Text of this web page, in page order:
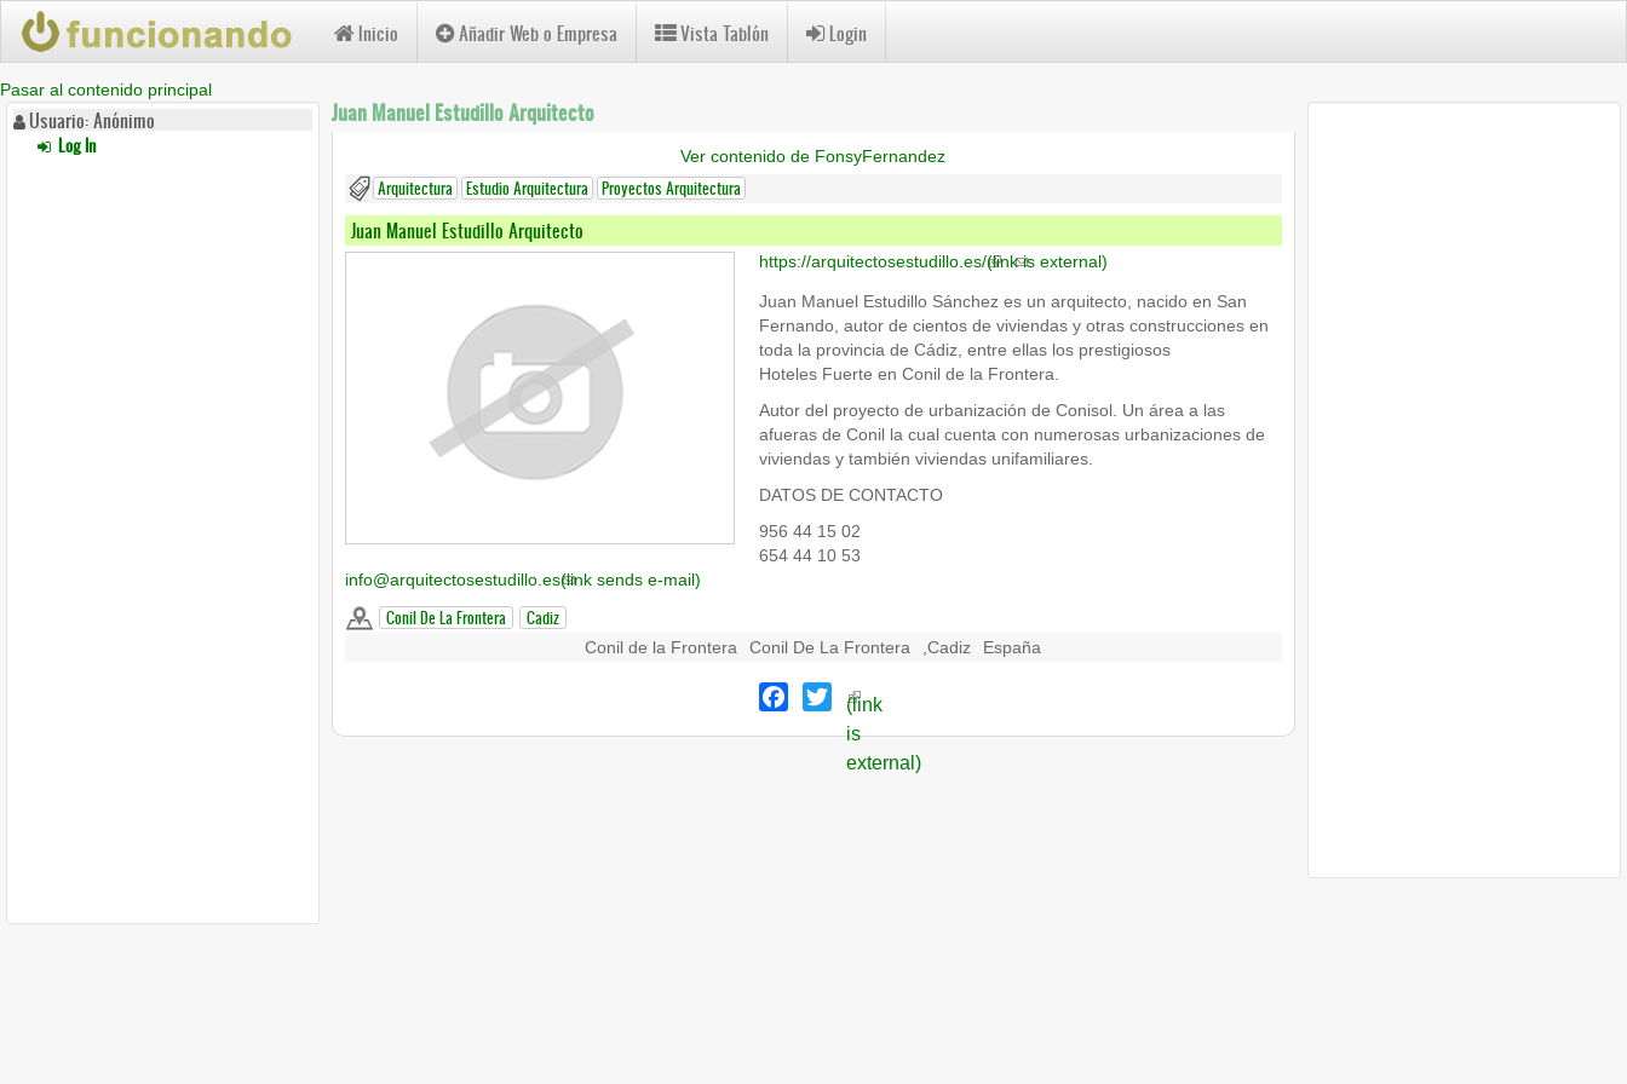
Pasar al contenido principal
Inicio Añadir Web o Empresa Vista Tablón Login
Usuario: Anónimo
Log In
Juan Manuel Estudillo Arquitecto
Ver contenido de FonsyFernandez
Arquitectura Estudio Arquitectura Proyectos Arquitectura
Juan Manuel Estudillo Arquitecto
https://arquitectosestudillo.es/(link is external)
Juan Manuel Estudillo Sánchez es un arquitecto, nacido en San
Fernando, autor de cientos de viviendas y otras construcciones en
toda la provincia de Cádiz, entre ellas los prestigiosos
Hoteles Fuerte en Conil de la Frontera.
Autor del proyecto de urbanización de Conisol. Un área a las
afueras de Conil la cual cuenta con numerosas urbanizaciones de
viviendas y también viviendas unifamiliares.
DATOS DE CONTACTO
956 44 15 02
654 44 10 53
info@arquitectosestudillo.es(link sends e-mail)
Conil De La Frontera Cadiz
Conil de la Frontera Conil De La Frontera ,Cadiz España
Facebook
Twitter
(link
is
external)